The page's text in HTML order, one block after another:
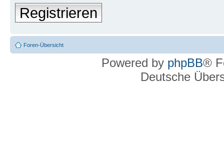
Registrieren
Foren-Übersicht
Powered by phpBB®
Deutsche